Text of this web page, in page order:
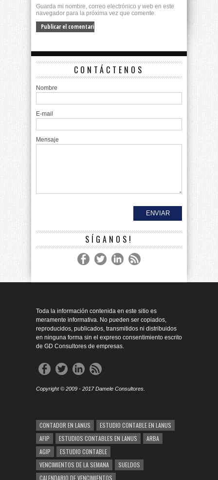
Guarda mi nombre, correo electrónico y web en este
navegador para la próxima vez que comente.
CONTÁCTENOS
Nombre
E-mail
Mensaje
SÍGANOS!
Toda la información contenida en este sitio es
meramente informativa. No pueden ser copiados,
reproducidos, publicados, transmitidos ni distribuidos
en ninguna forma sin el expreso consentimiento escrito
de GD Consultores de empresas.
Copyright © 2009 - 2017 Damele Consultores.
CONTADOR EN LANUS
ESTUDIO CONTABLE EN LANUS
AFIP
ESTUDIOS CONTABLES EN LANUS
ARBA
AGIP
ESTUDIO CONTABLE
VENCIMIENTOS DE LA SEMANA
SUELDOS
CALENDARIO DE VENCIMIENTOS